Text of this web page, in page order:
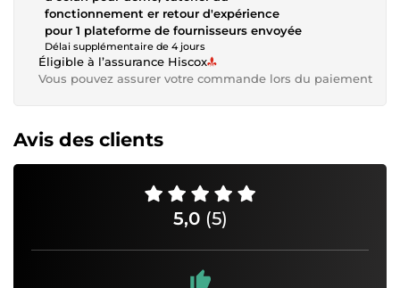
fonctionnement er retour d'expérience
pour 1 plateforme de fournisseurs envoyée
Délai supplémentaire de 4 jours
Éligible à l’assurance Hiscox
Vous pouvez assurer votre commande lors du paiement
Avis des clients
5,0 (5)